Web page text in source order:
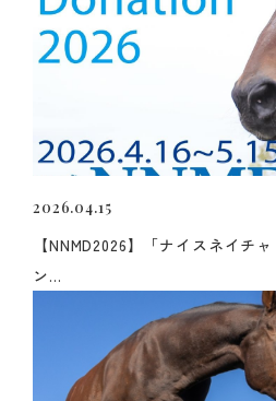
2026.04.15
【NNMD2026】「ナイスネイチ
ン...